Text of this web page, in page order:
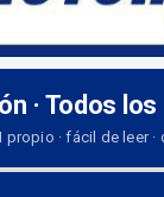
· Todos
· fácil de leer